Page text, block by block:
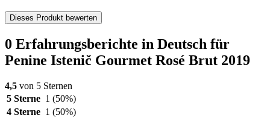
Dieses Produkt bewerten
0 Erfahrungsberichte in Deutsch für
Penine Istenič Gourmet Rosé Brut 2019
4,5 von 5 Sternen
5 Sterne 1 (50%)
4 Sterne 1 (50%)